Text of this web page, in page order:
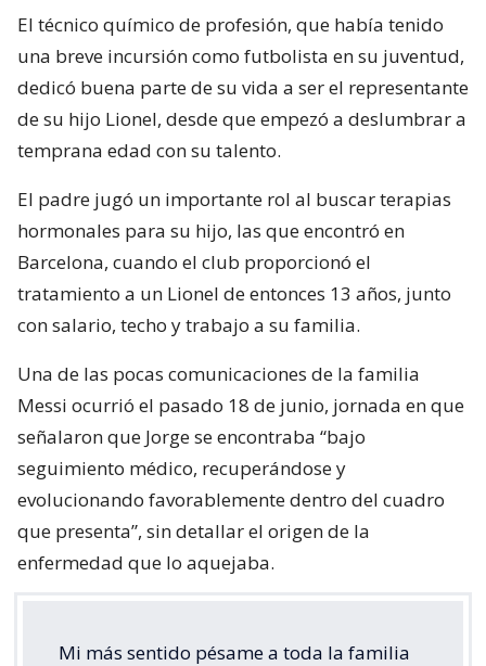
El técnico químico de profesión, que había tenido
una breve incursión como futbolista en su juventud,
dedicó buena parte de su vida a ser el representante
de su hijo Lionel, desde que empezó a deslumbrar a
temprana edad con su talento.
El padre jugó un importante rol al buscar terapias
hormonales para su hijo, las que encontró en
Barcelona, cuando el club proporcionó el
tratamiento a un Lionel de entonces 13 años, junto
con salario, techo y trabajo a su familia.
Una de las pocas comunicaciones de la familia
Messi ocurrió el pasado 18 de junio, jornada en que
señalaron que Jorge se encontraba “bajo
seguimiento médico, recuperándose y
evolucionando favorablemente dentro del cuadro
que presenta”, sin detallar el origen de la
enfermedad que lo aquejaba.
Mi más sentido pésame a toda la familia